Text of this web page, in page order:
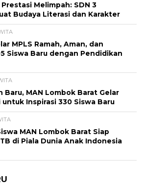
Melimpah: SDN 3
Budaya Literasi dan Karakter
MPLS Ramah, Aman, dan
Siswa Baru dengan Pendidikan
Baru, MAN Lombok Barat Gelar
Inspirasi 330 Siswa Baru
MAN Lombok Barat Siap
di Piala Dunia Anak Indonesia